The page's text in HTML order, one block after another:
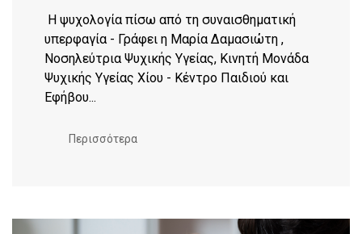
Η ψυχολογία πίσω από τη συναισθηματική
υπερφαγία - Γράφει η Μαρία Δαμασιώτη ,
Νοσηλεύτρια Ψυχικής Υγείας, Κινητή Μονάδα
Ψυχικής Υγείας Χίου - Κέντρο Παιδιού και
Εφήβου...
Περισσότερα